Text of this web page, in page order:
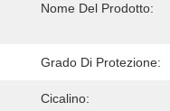
Nome Del Prodotto:
Grado Di Protezione:
Cicalino: